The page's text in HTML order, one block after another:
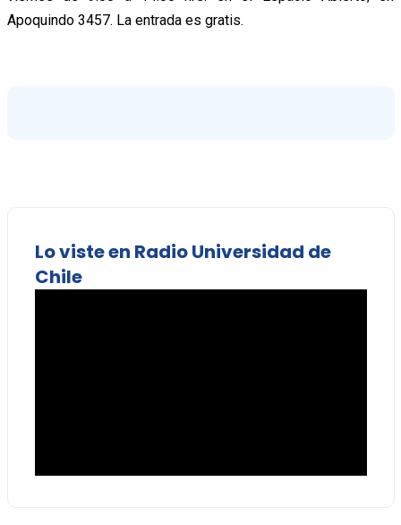
Apoquindo 3457. La entrada es gratis.
Lo viste en Radio Universidad de
Chile